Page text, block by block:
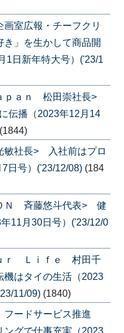
室広報・チーフクリ
」を生かして商品開
1日新年特大号）('23/1
ｐａｎ 松田崇社長>
伝播（2023年12月14
(1844)
社長> 入社前はプロ
日号）('23/12/08) (184
Ｎ 斉藤悠斗代表> 健
11月30日号）('23/12/0
ｒ Ｌｉｆｅ 村田千
はタイの生活（2023
11/09) (1840)
ードサービス推進
グで仕事充実（2023